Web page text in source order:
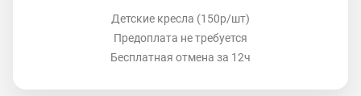
Детские кресла (150р/шт)
Предоплата не требуется
Бесплатная отмена за 12ч